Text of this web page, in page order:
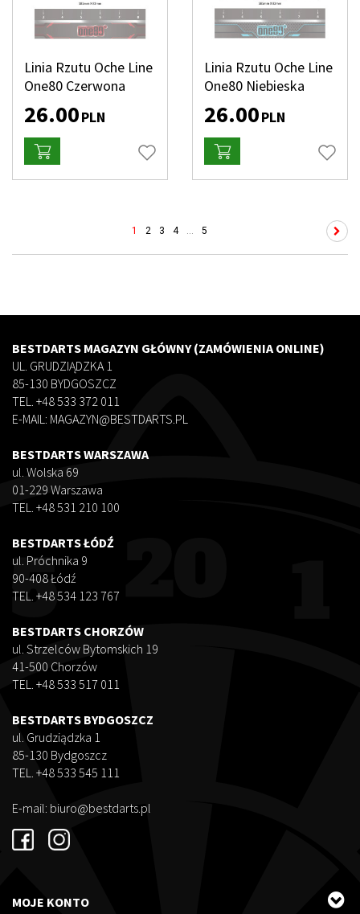
Linia Rzutu Oche Line
One80 Czerwona
26.00PLN
Linia Rzutu Oche Line
One80 Niebieska
26.00PLN
1 2 3 4 5
BESTDARTS MAGAZYN GŁÓWNY (ZAMÓWIENIA ONLINE)
UL. GRUDZIĄDZKA 1
85-130 BYDGOSZCZ
TEL. +48 533 372 011
E-MAIL: MAGAZYN@BESTDARTS.PL
BESTDARTS WARSZAWA
ul. Wolska 69
01-229 Warszawa
TEL. +48 531 210 100
BESTDARTS ŁÓDŹ
ul. Próchnika 9
90-408 Łódź
TEL. +48 534 123 767
BESTDARTS CHORZÓW
ul. Strzelców Bytomskich 19
41-500 Chorzów
TEL. +48 533 517 011
BESTDARTS BYDGOSZCZ
ul. Grudziądzka 1
85-130 Bydgoszcz
TEL. +48 533 545 111
E-mail: biuro@bestdarts.pl
MOJE KONTO